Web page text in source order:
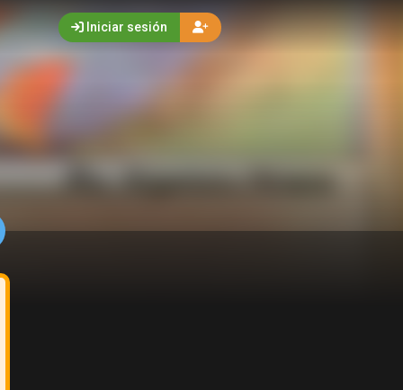
Iniciar sesión